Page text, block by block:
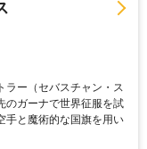
ラー（セバスチャン・ス
のガーナで世界征服を試
手と魔術的な国旗を用い